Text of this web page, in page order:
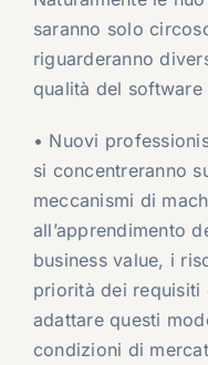
saranno solo
riguarderanno
qualità del software
• Nuovi
si concentreranno
meccanismi di
all’apprendimento
business value, i
priorità dei
adattare questi
condizioni di